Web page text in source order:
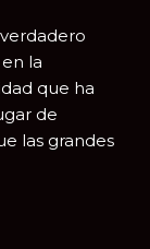
la
que ha
de
las grandes